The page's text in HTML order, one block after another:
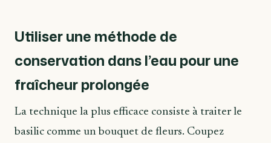
Utiliser une méthode de
conservation dans l’eau pour une
fraîcheur prolongée
La technique la plus efficace consiste à traiter le
basilic comme un bouquet de fleurs. Coupez